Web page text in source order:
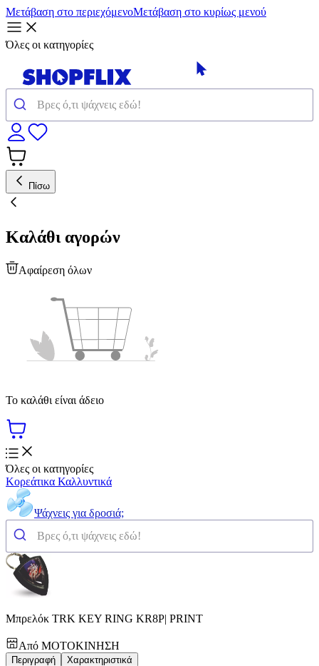
Μετάβαση στο περιεχόμενοΜετάβαση στο κυρίως μενού
Όλες οι κατηγορίες
Πίσω
Καλάθι αγορών
Αφαίρεση όλων
Το καλάθι είναι άδειο
Όλες οι κατηγορίες
Κορεάτικα Καλλυντικά
Ψάχνεις για δροσιά;
Μπρελόκ TRK KEY RING KR8P| PRINT
Από ΜΟΤΟΚΙΝΗΣΗ
Περιγραφή Χαρακτηριστικά